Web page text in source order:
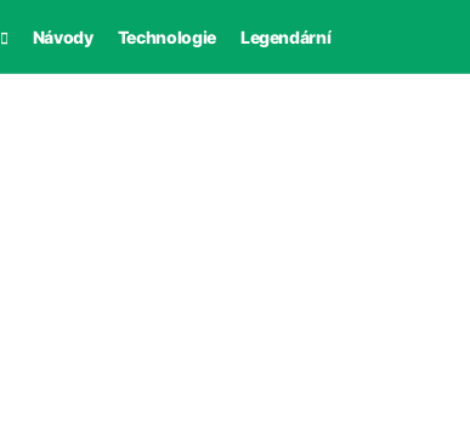
Návody Technologie Legendární